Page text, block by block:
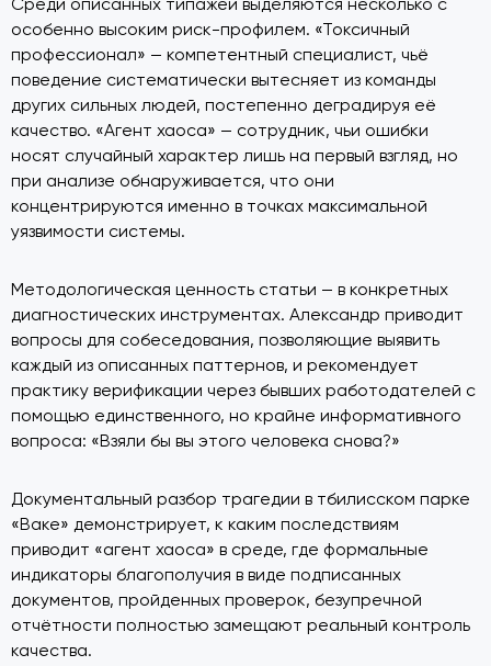
Среди описанных типажей выделяются несколько с
особенно высоким риск-профилем. «Токсичный
профессионал» — компетентный специалист, чьё
поведение систематически вытесняет из команды
других сильных людей, постепенно деградируя её
качество. «Агент хаоса» — сотрудник, чьи ошибки
носят случайный характер лишь на первый взгляд, но
при анализе обнаруживается, что они
концентрируются именно в точках максимальной
уязвимости системы.
Методологическая ценность статьи — в конкретных
диагностических инструментах. Александр приводит
вопросы для собеседования, позволяющие выявить
каждый из описанных паттернов, и рекомендует
практику верификации через бывших работодателей с
помощью единственного, но крайне информативного
вопроса: «Взяли бы вы этого человека снова?»
Документальный разбор трагедии в тбилисском парке
«Ваке» демонстрирует, к каким последствиям
приводит «агент хаоса» в среде, где формальные
индикаторы благополучия в виде подписанных
документов, пройденных проверок, безупречной
отчётности полностью замещают реальный контроль
качества.